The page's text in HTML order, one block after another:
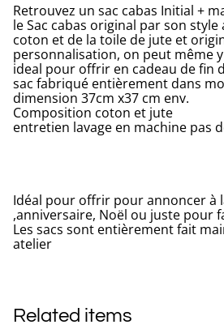
Retrouvez un sac cabas Initial +
le Sac cabas original par son
coton et de la toile de jute et
personnalisation, on peut même
ideal pour offrir en cadeau de fin
sac fabriqué entièrement dans
dimension 37cm x37 cm env.
Composition coton et jute
entretien lavage en machine pas
Idéal pour offrir pour annoncer à
,anniversaire, Noël ou juste pour
Les sacs sont entièrement fait
atelier
Related items